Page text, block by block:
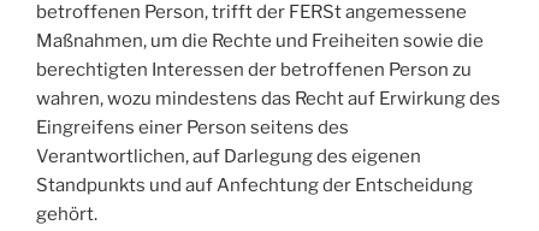
betroffenen Person, trifft der FERSt angemessene
Maßnahmen, um die Rechte und Freiheiten sowie die
berechtigten Interessen der betroffenen Person zu
wahren, wozu mindestens das Recht auf Erwirkung des
Eingreifens einer Person seitens des
Verantwortlichen, auf Darlegung des eigenen
Standpunkts und auf Anfechtung der Entscheidung
gehört.